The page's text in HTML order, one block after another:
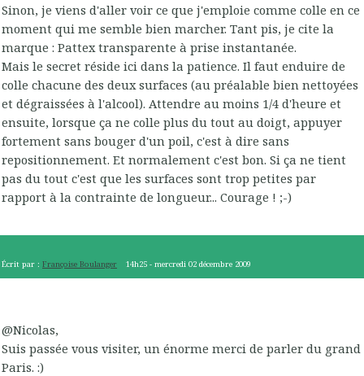
Sinon, je viens d'aller voir ce que j'emploie comme colle en ce
moment qui me semble bien marcher. Tant pis, je cite la
marque : Pattex transparente à prise instantanée.
Mais le secret réside ici dans la patience. Il faut enduire de
colle chacune des deux surfaces (au préalable bien nettoyées
et dégraissées à l'alcool). Attendre au moins 1/4 d'heure et
ensuite, lorsque ça ne colle plus du tout au doigt, appuyer
fortement sans bouger d'un poil, c'est à dire sans
repositionnement. Et normalement c'est bon. Si ça ne tient
pas du tout c'est que les surfaces sont trop petites par
rapport à la contrainte de longueur... Courage ! ;-)
Écrit par : Françoise Boulanger 14h25 -mercredi 02 décembre 2009
@Nicolas,
Suis passée vous visiter, un énorme merci de parler du grand
Paris. :)